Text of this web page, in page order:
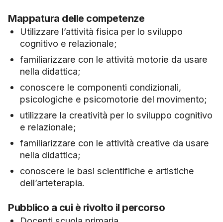
Mappatura delle competenze
Utilizzare l’attività fisica per lo sviluppo
cognitivo e relazionale;
familiarizzare con le attività motorie da usare
nella didattica;
conoscere le componenti condizionali,
psicologiche e psicomotorie del movimento;
utilizzare la creatività per lo sviluppo cognitivo
e relazionale;
familiarizzare con le attività creative da usare
nella didattica;
conoscere le basi scientifiche e artistiche
dell’arteterapia.
Pubblico a cui è rivolto il percorso